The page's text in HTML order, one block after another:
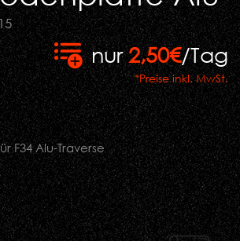
nur2,50€/Tag
*Preise inkl. MwSt.
F34 Alu-Traverse